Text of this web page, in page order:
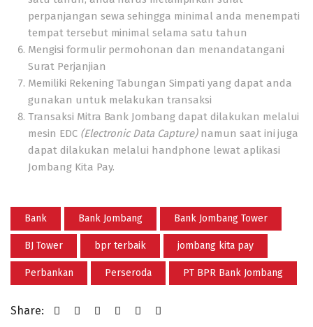
perpanjangan sewa sehingga minimal anda menempati
tempat tersebut minimal selama satu tahun
Mengisi formulir permohonan dan menandatangani
Surat Perjanjian
Memiliki Rekening Tabungan Simpati yang dapat anda
gunakan untuk melakukan transaksi
Transaksi Mitra Bank Jombang dapat dilakukan melalui
mesin EDC (Electronic Data Capture)namun saat ini juga
dapat dilakukan melalui handphone lewat aplikasi
Jombang Kita Pay.
Bank Bank Jombang Bank Jombang Tower
BJ Tower bpr terbaik jombang kita pay
Perbankan Perseroda PT BPR Bank Jombang
Share: